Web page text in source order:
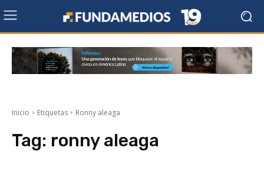
Inicio Etiquetas Ronny aleaga
Tag: ronny aleaga